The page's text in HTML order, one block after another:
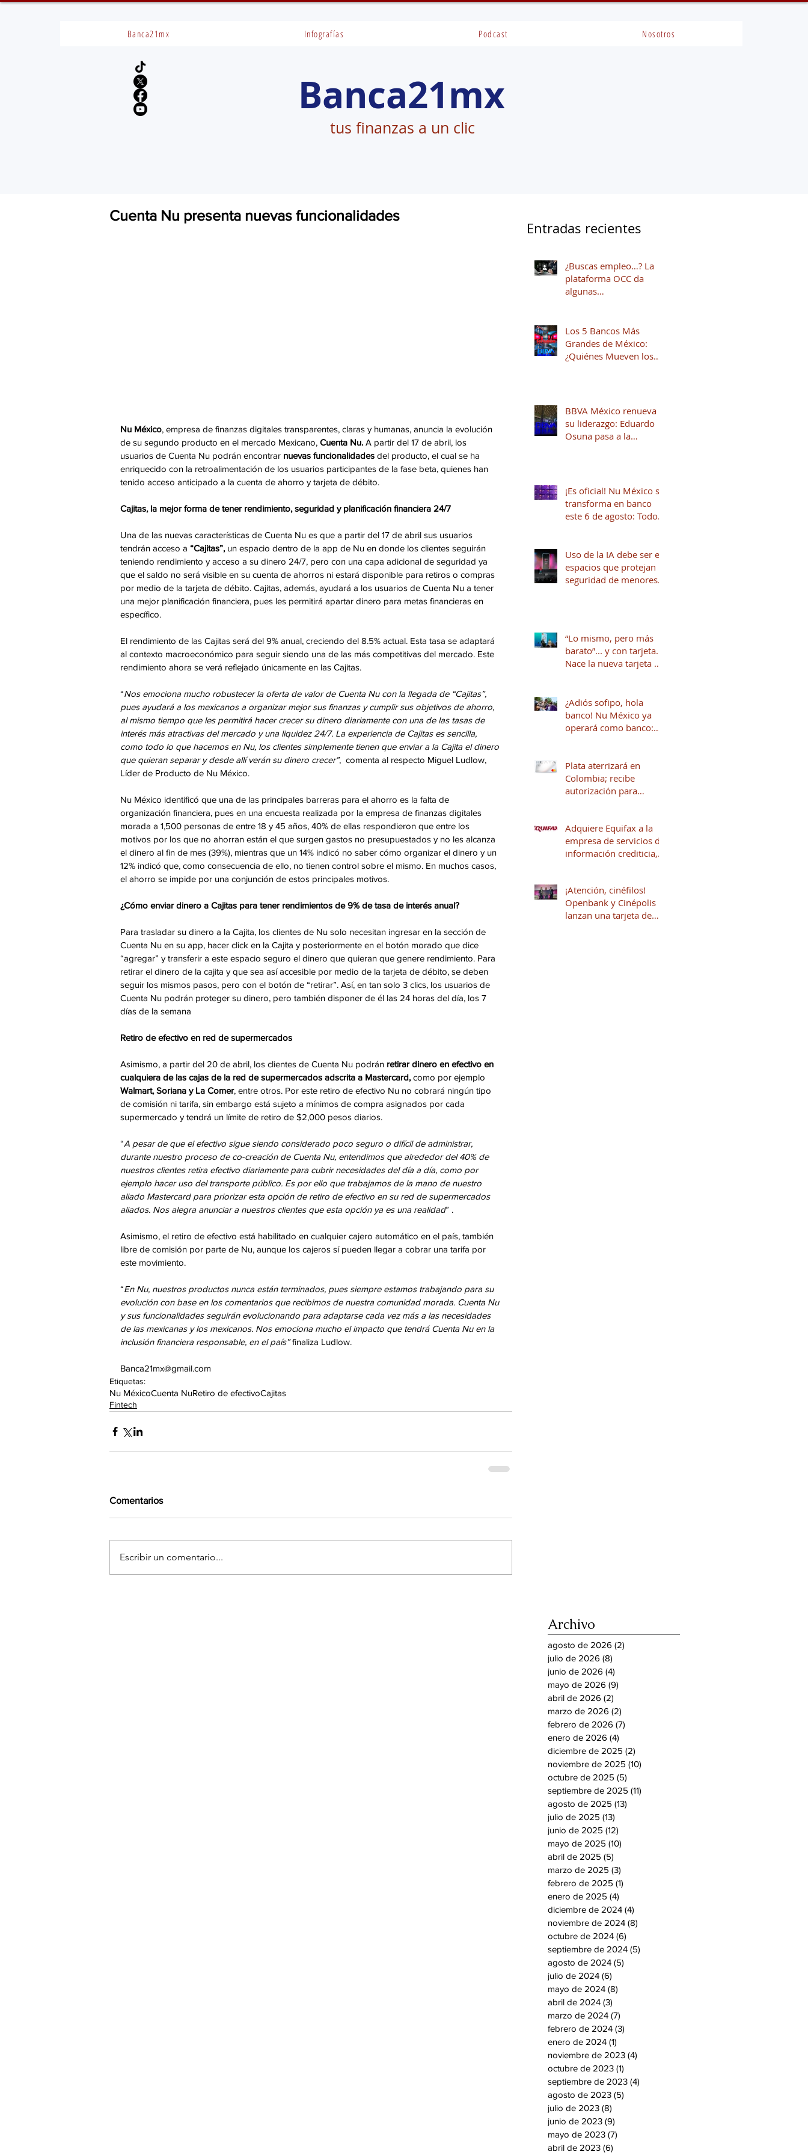
Banca21mx Infografías Podcast Nosotros
Banca21mx
tus finanzas a un clic
Cuenta Nu presenta nuevas funcionalidades
Nu México, empresa de finanzas digitales transparentes, claras y humanas, anuncia la evolución
de su segundo producto en el mercado Mexicano, Cuenta Nu. A partir del 17 de abril, los
usuarios de Cuenta Nu podrán encontrar nuevas funcionalidades del producto, el cual se ha
enriquecido con la retroalimentación de los usuarios participantes de la fase beta, quienes han
tenido acceso anticipado a la cuenta de ahorro y tarjeta de débito.
Cajitas, la mejor forma de tener rendimiento, seguridad y planificación financiera 24/7
Una de las nuevas características de Cuenta Nu es que a partir del 17 de abril sus usuarios
tendrán acceso a “Cajitas”, un espacio dentro de la app de Nu en donde los clientes seguirán
teniendo rendimiento y acceso a su dinero 24/7, pero con una capa adicional de seguridad ya
que el saldo no será visible en su cuenta de ahorros ni estará disponible para retiros o compras
por medio de la tarjeta de débito. Cajitas, además, ayudará a los usuarios de Cuenta Nu a tener
una mejor planificación financiera, pues les permitirá apartar dinero para metas financieras en
específico.
El rendimiento de las Cajitas será del 9% anual, creciendo del 8.5% actual. Esta tasa se adaptará
al contexto macroeconómico para seguir siendo una de las más competitivas del mercado. Este
rendimiento ahora se verá reflejado únicamente en las Cajitas.
“Nos emociona mucho robustecer la oferta de valor de Cuenta Nu con la llegada de “Cajitas”,
pues ayudará a los mexicanos a organizar mejor sus finanzas y cumplir sus objetivos de ahorro,
al mismo tiempo que les permitirá hacer crecer su dinero diariamente con una de las tasas de
interés más atractivas del mercado y una liquidez 24/7. La experiencia de Cajitas es sencilla,
como todo lo que hacemos en Nu, los clientes simplemente tienen que enviar a la Cajita el dinero
que quieran separar y desde allí verán su dinero crecer”,  comenta al respecto Miguel Ludlow,
Líder de Producto de Nu México.
Nu México identificó que una de las principales barreras para el ahorro es la falta de
organización financiera, pues en una encuesta realizada por la empresa de finanzas digitales
morada a 1,500 personas de entre 18 y 45 años, 40% de ellas respondieron que entre los
motivos por los que no ahorran están el que surgen gastos no presupuestados y no les alcanza
el dinero al fin de mes (39%), mientras que un 14% indicó no saber cómo organizar el dinero y un
12% indicó que, como consecuencia de ello, no tienen control sobre el mismo. En muchos casos,
el ahorro se impide por una conjunción de estos principales motivos.
¿Cómo enviar dinero a Cajitas para tener rendimientos de 9% de tasa de interés anual?
Para trasladar su dinero a la Cajita, los clientes de Nu solo necesitan ingresar en la sección de
Cuenta Nu en su app, hacer click en la Cajita y posteriormente en el botón morado que dice
“agregar” y transferir a este espacio seguro el dinero que quieran que genere rendimiento. Para
retirar el dinero de la cajita y que sea así accesible por medio de la tarjeta de débito, se deben
seguir los mismos pasos, pero con el botón de “retirar”. Así, en tan solo 3 clics, los usuarios de
Cuenta Nu podrán proteger su dinero, pero también disponer de él las 24 horas del día, los 7
días de la semana
Retiro de efectivo en red de supermercados
Asimismo, a partir del 20 de abril, los clientes de Cuenta Nu podrán retirar dinero en efectivo en
cualquiera de las cajas de la red de supermercados adscrita a Mastercard, como por ejemplo
Walmart, Soriana y La Comer, entre otros. Por este retiro de efectivo Nu no cobrará ningún tipo
de comisión ni tarifa, sin embargo está sujeto a mínimos de compra asignados por cada
supermercado y tendrá un límite de retiro de $2,000 pesos diarios.
“A pesar de que el efectivo sigue siendo considerado poco seguro o difícil de administrar,
durante nuestro proceso de co-creación de Cuenta Nu, entendimos que alrededor del 40% de
nuestros clientes retira efectivo diariamente para cubrir necesidades del día a día, como por
ejemplo hacer uso del transporte público. Es por ello que trabajamos de la mano de nuestro
aliado Mastercard para priorizar esta opción de retiro de efectivo en su red de supermercados
aliados. Nos alegra anunciar a nuestros clientes que esta opción ya es una realidad” .
Asimismo, el retiro de efectivo está habilitado en cualquier cajero automático en el país, también
libre de comisión por parte de Nu, aunque los cajeros sí pueden llegar a cobrar una tarifa por
este movimiento.
“En Nu, nuestros productos nunca están terminados, pues siempre estamos trabajando para su
evolución con base en los comentarios que recibimos de nuestra comunidad morada. Cuenta Nu
y sus funcionalidades seguirán evolucionando para adaptarse cada vez más a las necesidades
de las mexicanas y los mexicanos. Nos emociona mucho el impacto que tendrá Cuenta Nu en la
inclusión financiera responsable, en el país” finaliza Ludlow.
Banca21mx@gmail.com
Etiquetas:
Nu MéxicoCuenta NuRetiro de efectivoCajitas
Fintech
Comentarios
Escribir un comentario...
Entradas recientes
¿Buscas empleo…? La
plataforma OCC da
algunas
búsqueda de una
oportunidad laboral
Los 5 Bancos Más
Grandes de México:
¿Quiénes Mueven los
BBVA México renueva
su liderazgo: Eduardo
Osuna pasa a la
¡Es oficial! Nu México se
transforma en banco
este 6 de agosto: Todo
Uso de la IA debe ser en
espacios que protejan la
seguridad de menores
“Lo mismo, pero más
barato”... y con tarjeta.
Nace la nueva tarjeta de
¿Adiós sofipo, hola
banco! Nu México ya
operará como banco:
Plata aterrizará en
Colombia; recibe
autorización para
Adquiere Equifax a la
empresa de servicios de
información crediticia,
¡Atención, cinéfilos!
Openbank y Cinépolis
lanzan una tarjeta de
Archivo
agosto de 2026 (2)
julio de 2026 (8)
junio de 2026 (4)
mayo de 2026 (9)
abril de 2026 (2)
marzo de 2026 (2)
febrero de 2026 (7)
enero de 2026 (4)
diciembre de 2025 (2)
noviembre de 2025 (10)
octubre de 2025 (5)
septiembre de 2025 (11)
agosto de 2025 (13)
julio de 2025 (13)
junio de 2025 (12)
mayo de 2025 (10)
abril de 2025 (5)
marzo de 2025 (3)
febrero de 2025 (1)
enero de 2025 (4)
diciembre de 2024 (4)
noviembre de 2024 (8)
octubre de 2024 (6)
septiembre de 2024 (5)
agosto de 2024 (5)
julio de 2024 (6)
mayo de 2024 (8)
abril de 2024 (3)
marzo de 2024 (7)
febrero de 2024 (3)
enero de 2024 (1)
noviembre de 2023 (4)
octubre de 2023 (1)
septiembre de 2023 (4)
agosto de 2023 (5)
julio de 2023 (8)
junio de 2023 (9)
mayo de 2023 (7)
abril de 2023 (6)